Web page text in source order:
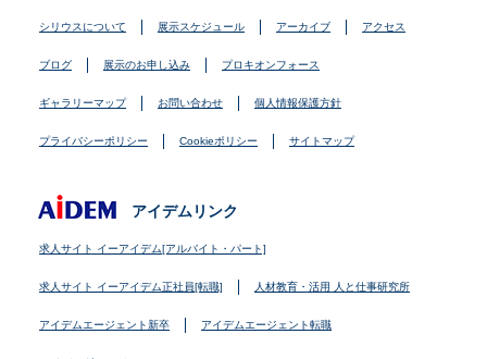
シリウスについて 展示スケジュール アーカイブ アクセス
ブログ 展示のお申し込み プロキオンフォース
ギャラリーマップ お問い合わせ 個人情報保護方針
プライバシーポリシー Cookieポリシー サイトマップ
アイデムリンク
求人サイト イーアイデム[アルバイト・パート]
求人サイト イーアイデム正社員[転職] 人材教育・活用 人と仕事研究所
アイデムエージェント新卒 アイデムエージェント転職